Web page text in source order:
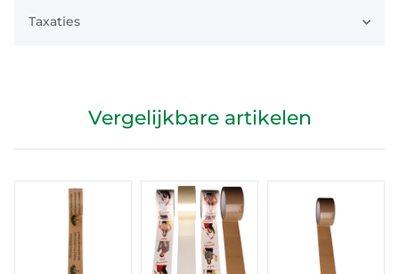
Taxaties
Vergelijkbare artikelen